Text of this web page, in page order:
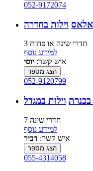
052-9172074
וילות בחדרה
3 חדרי שינה או פחות
למידע נוסף
איש קשר: יוסי
הצג מספר
052-9120799
בכנרת וילות במגדל
7 חדרי שינה
למידע נוסף
איש קשר: דביר
הצג מספר
055-4314058